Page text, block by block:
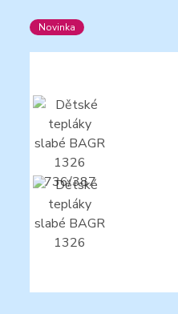
Novinka